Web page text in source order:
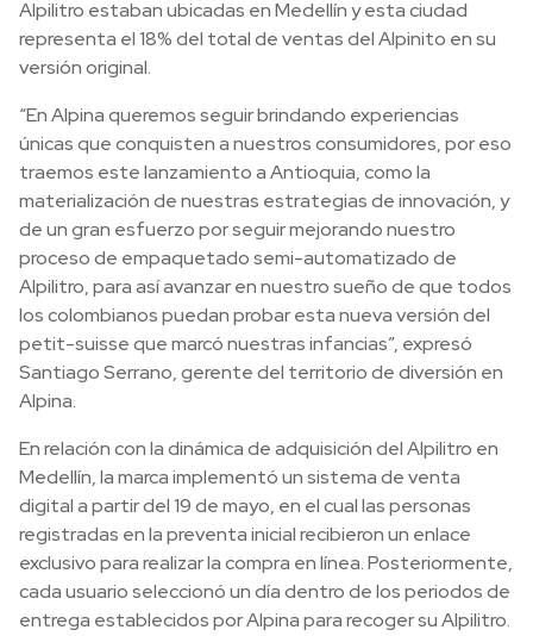
Alpilitro estaban ubicadas en Medellín y esta ciudad
representa el 18% del total de ventas del Alpinito en su
versión original.
“En Alpina queremos seguir brindando experiencias
únicas que conquisten a nuestros consumidores, por eso
traemos este lanzamiento a Antioquia, como la
materialización de nuestras estrategias de innovación, y
de un gran esfuerzo por seguir mejorando nuestro
proceso de empaquetado semi-automatizado de
Alpilitro, para así avanzar en nuestro sueño de que todos
los colombianos puedan probar esta nueva versión del
petit-suisse que marcó nuestras infancias”, expresó
Santiago Serrano, gerente del territorio de diversión en
Alpina.
En relación con la dinámica de adquisición del Alpilitro en
Medellín, la marca implementó un sistema de venta
digital a partir del 19 de mayo, en el cual las personas
registradas en la preventa inicial recibieron un enlace
exclusivo para realizar la compra en línea. Posteriormente,
cada usuario seleccionó un día dentro de los periodos de
entrega establecidos por Alpina para recoger su Alpilitro.